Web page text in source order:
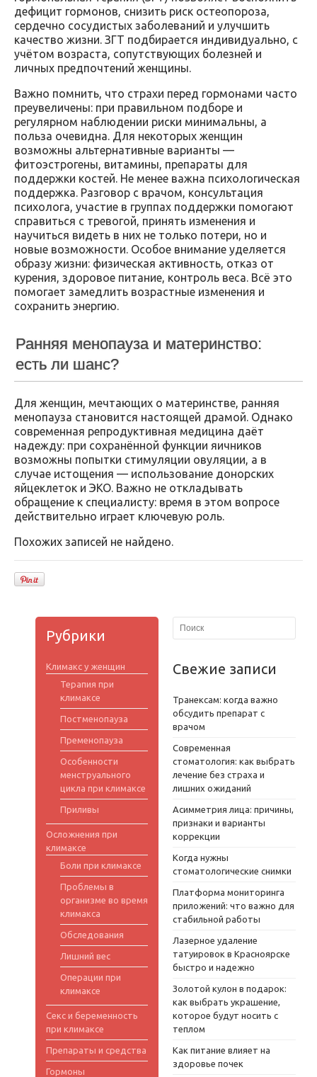
дефицит гормонов, снизить риск остеопороза,
сердечно сосудистых заболеваний и улучшить
качество жизни. ЗГТ подбирается индивидуально, с
учётом возраста, сопутствующих болезней и
личных предпочтений женщины.
Важно помнить, что страхи перед гормонами часто
преувеличены: при правильном подборе и
регулярном наблюдении риски минимальны, а
польза очевидна. Для некоторых женщин
возможны альтернативные варианты —
фитоэстрогены, витамины, препараты для
поддержки костей. Не менее важна психологическая
поддержка. Разговор с врачом, консультация
психолога, участие в группах поддержки помогают
справиться с тревогой, принять изменения и
научиться видеть в них не только потери, но и
новые возможности. Особое внимание уделяется
образу жизни: физическая активность, отказ от
курения, здоровое питание, контроль веса. Всё это
помогает замедлить возрастные изменения и
сохранить энергию.
Ранняя менопауза и материнство:
есть ли шанс?
Для женщин, мечтающих о материнстве, ранняя
менопауза становится настоящей драмой. Однако
современная репродуктивная медицина даёт
надежду: при сохранённой функции яичников
возможны попытки стимуляции овуляции, а в
случае истощения — использование донорских
яйцеклеток и ЭКО. Важно не откладывать
обращение к специалисту: время в этом вопросе
действительно играет ключевую роль.
Похожих записей не найдено.
Рубрики
Климакс у женщин
Терапия при
климаксе
Постменопауза
Пременопауза
Особенности
менструального
цикла при климаксе
Приливы
Осложнения при
климаксе
Боли при климаксе
Проблемы в
организме во время
климакса
Обследования
Лишний вес
Операции при
климаксе
Секс и беременность
при климаксе
Препараты и средства
Гормоны
Свежие записи
Транексам: когда важно
обсудить препарат с
врачом
Современная
стоматология: как выбрать
лечение без страха и
лишних ожиданий
Асимметрия лица: причины,
признаки и варианты
коррекции
Когда нужны
стоматологические снимки
Платформа мониторинга
приложений: что важно для
стабильной работы
Лазерное удаление
татуировок в Красноярске
быстро и надежно
Золотой кулон в подарок:
как выбрать украшение,
которое будут носить с
теплом
Как питание влияет на
здоровье почек